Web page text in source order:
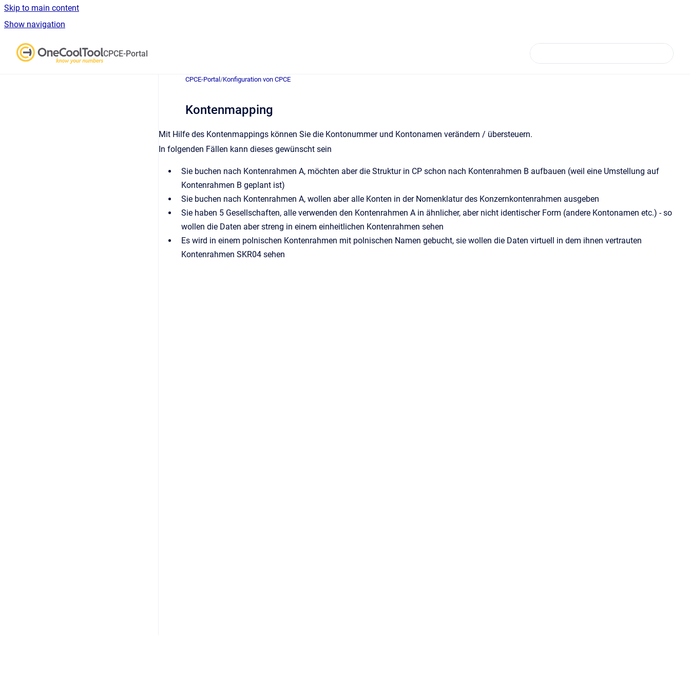
Skip to main content
Show navigation
CPCE-Portal
CPCE-Portal /Konfiguration von CPCE
Kontenmapping
Mit Hilfe des Kontenmappings können Sie die Kontonummer und Kontonamen verändern / übersteuern.
In folgenden Fällen kann dieses gewünscht sein
Sie buchen nach Kontenrahmen A, möchten aber die Struktur in CP schon nach Kontenrahmen B aufbauen (weil eine Umstellung auf
Kontenrahmen B geplant ist)
Sie buchen nach Kontenrahmen A, wollen aber alle Konten in der Nomenklatur des Konzernkontenrahmen ausgeben
Sie haben 5 Gesellschaften, alle verwenden den Kontenrahmen A in ähnlicher, aber nicht identischer Form (andere Kontonamen etc.) - so
wollen die Daten aber streng in einem einheitlichen Kontenrahmen sehen
Es wird in einem polnischen Kontenrahmen mit polnischen Namen gebucht, sie wollen die Daten virtuell in dem ihnen vertrauten
Kontenrahmen SKR04 sehen